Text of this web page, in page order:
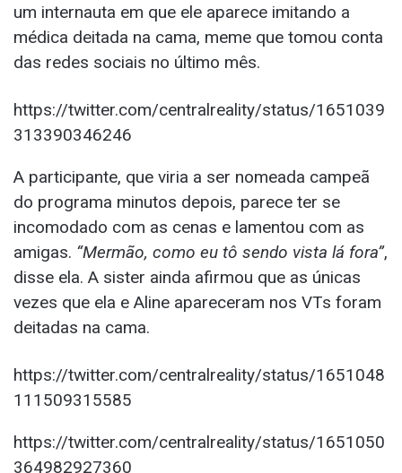
um internauta em que ele aparece imitando a
médica deitada na cama, meme que tomou conta
das redes sociais no último mês.
https://twitter.com/centralreality/status/1651039
313390346246
A participante, que viria a ser nomeada campeã
do programa minutos depois, parece ter se
incomodado com as cenas e lamentou com as
amigas. “Mermão, como eu tô sendo vista lá fora”,
disse ela. A sister ainda afirmou que as únicas
vezes que ela e Aline apareceram nos VTs foram
deitadas na cama.
https://twitter.com/centralreality/status/1651048
111509315585
https://twitter.com/centralreality/status/1651050
364982927360